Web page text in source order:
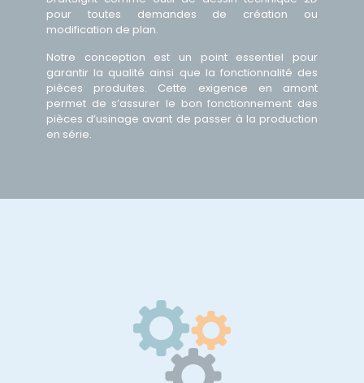
pour toutes demandes de création ou
modification de plan.
Notre conception est un point essentiel pour
garantir la qualité ainsi que la fonctionnalité des
pièces produites. Cette exigence en amont
permet de s’assurer le bon fonctionnement des
pièces d’usinage avant de passer à la production
en série.